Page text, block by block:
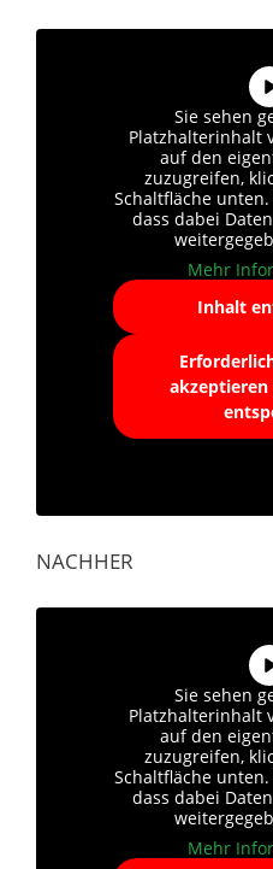
Sie sehen
Platzhalterinhalt
auf den
zuzugreifen,
Schaltfläche
dass dabei
Mehr
Inhalt
NACHHER
Sie sehen
Platzhalterinhalt
auf den
zuzugreifen,
Schaltfläche
dass dabei
Mehr